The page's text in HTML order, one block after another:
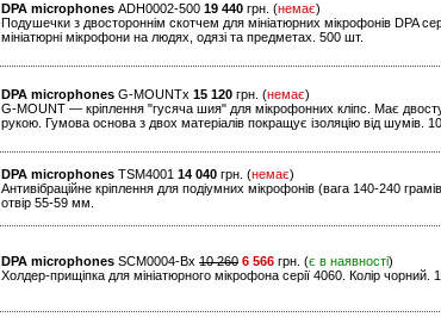
DPA microphones ADH0002-500 19 440 грн. (немає)
Подушечки з двостороннім скотчем для мініатюрних мікрофонів DPA
мініатюрні мікрофони на людях, одязі та предметах. 500 шт.
DPA microphones G-MOUNTx 15 120 грн. (немає)
G-MOUNT — кріплення "гусяча шия" для мікрофонних кліпс. Має
рукою. Гумова основа з двох матеріалів покращує ізоляцію від шумів.
DPA microphones TSM4001 14 040 грн. (немає)
Антивібраційне кріплення для подіумних мікрофонів (вага 140-240
отвір 55-59 мм.
DPA microphones SCM0004-Bx 10 260 6 566 грн. (є в наявності)
Холдер-прищіпка для мініатюрного мікрофона серії 4060. Колір чорний.